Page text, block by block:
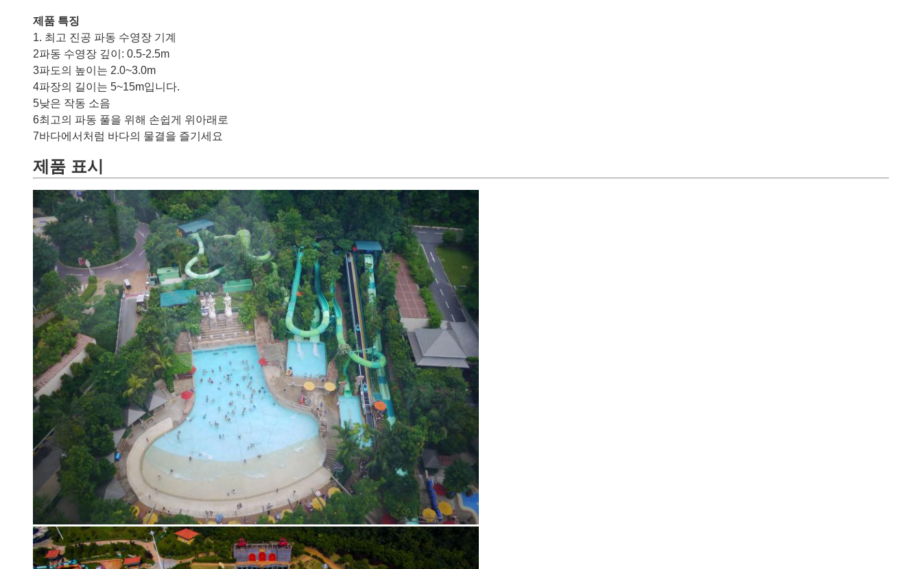
제품 특징
1. 최고 진공 파동 수영장 기계
2파동 수영장 깊이: 0.5-2.5m
3파도의 높이는 2.0~3.0m
4파장의 길이는 5~15m입니다.
5낮은 작동 소음
6최고의 파동 풀을 위해 손쉽게 위아래로
7바다에서처럼 바다의 물결을 즐기세요
제품 표시